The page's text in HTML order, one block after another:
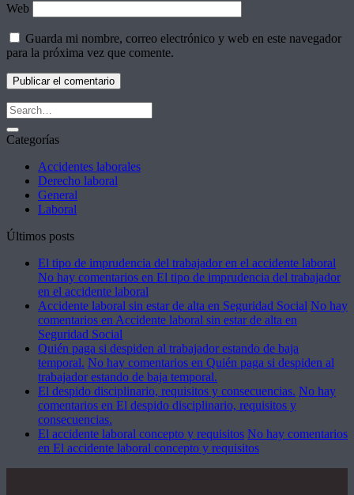
Web
Guarda mi nombre, correo electrónico y web en este navegador
para la próxima vez que comente.
Categorías
Accidentes laborales
Derecho laboral
General
Laboral
Últimos posts
El tipo de imprudencia del trabajador en el accidente laboral
No hay comentarios en El tipo de imprudencia del trabajador
en el accidente laboral
Accidente laboral sin estar de alta en Seguridad Social No hay
comentarios en Accidente laboral sin estar de alta en
Seguridad Social
Quién paga si despiden al trabajador estando de baja
temporal. No hay comentarios en Quién paga si despiden al
trabajador estando de baja temporal.
El despido disciplinario, requisitos y consecuencias. No hay
comentarios en El despido disciplinario, requisitos y
consecuencias.
El accidente laboral concepto y requisitos No hay comentarios
en El accidente laboral concepto y requisitos